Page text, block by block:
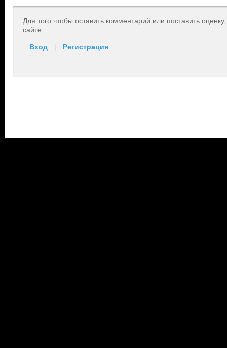
Для того чтобы оставить комментарий или поставить
сайте.
Вход | Регистрация